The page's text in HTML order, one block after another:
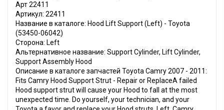
Арт 22411
Артикул: 22411
Название в каталоге: Hood Lift Support (Left) - Toyota
(53450-06042)
Сторона: Left
Альтернативное название: Support Cylinder, Lift Cylinder,
Support Assembly Hood
Описание в каталоге запчастей Toyota Camry 2007 - 2011:
Fits Camry Hood Support Strut - Repair or ReplaceA failed
Hood support strut will cause your Hood to fall at the most
unexpected time. Do yourself, your technician, and your